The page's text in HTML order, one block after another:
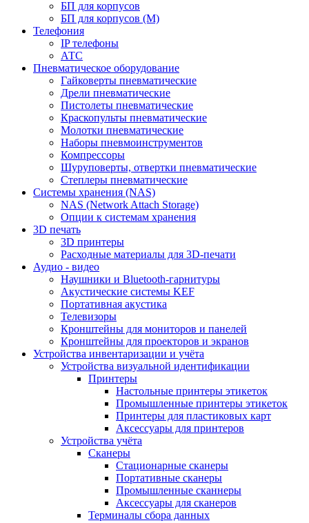
БП для корпусов
БП для корпусов (М)
Телефония
IP телефоны
АТС
Пневматическое оборудование
Гайковерты пневматические
Дрели пневматические
Пистолеты пневматические
Краскопульты пневматические
Молотки пневматические
Наборы пневмоинструментов
Компрессоры
Шуруповерты, отвертки пневматические
Степлеры пневматические
Cистемы хранения (NAS)
NAS (Network Attach Storage)
Опции к системам хранения
3D печать
3D принтеры
Расходные материалы для 3D-печати
Аудио - видео
Наушники и Bluetooth-гарнитуры
Акустические системы KEF
Портативная акустика
Телевизоры
Кронштейны для мониторов и панелей
Кронштейны для проекторов и экранов
Устройства инвентаризации и учёта
Устройства визуальной идентификации
Принтеры
Настольные принтеры этикеток
Промышленные принтеры этикеток
Принтеры для пластиковых карт
Аксессуары для принтеров
Устройства учёта
Сканеры
Стационарные сканеры
Портативные сканеры
Промышленные сканнеры
Аксессуары для сканеров
Терминалы сбора данных